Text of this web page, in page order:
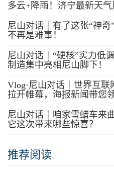
多云+降雨！济宁最新天
尼山对话｜有了这张“神
不再是难事！
尼山对话｜“硬核”实力低
制造集中亮相尼山脚下！
Vlog·尼山对话｜世界互
拉开帷幕，海报新闻带您
尼山对话｜咱家雪蜡车来
它这次带来哪些惊喜？
推荐阅读